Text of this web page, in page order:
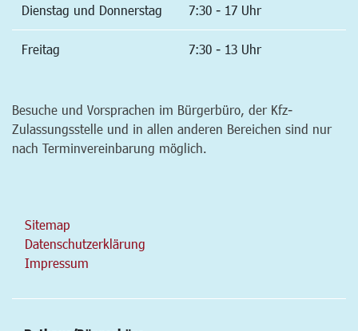
Dienstag und Donnerstag 7:30 - 17 Uhr
Freitag 7:30 - 13 Uhr
Besuche und Vorsprachen im Bürgerbüro, der Kfz-
Zulassungsstelle und in allen anderen Bereichen sind nur
nach Terminvereinbarung möglich.
Sitemap
Datenschutzerklärung
Impressum